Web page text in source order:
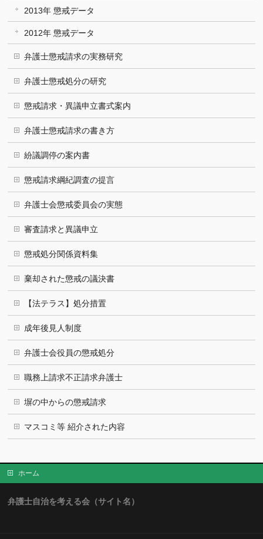
2013年 懲戒データ
2012年 懲戒データ
弁護士懲戒請求の実務研究
弁護士懲戒処分の研究
懲戒請求・異議申立書式案内
弁護士懲戒請求の書き方
紛議調停の案内書
懲戒請求綱紀調査の提言
弁護士会懲戒委員会の実態
審査請求と異議申立
懲戒処分関係資料集
棄却された懲戒の議決書
【法テラス】処分措置
成年後見人制度
弁護士会役員の懲戒処分
職務上請求不正請求弁護士
塀の中からの懲戒請求
マスコミ等 紹介された内容
ホーム
弁護士自治を考える会（サイト名）